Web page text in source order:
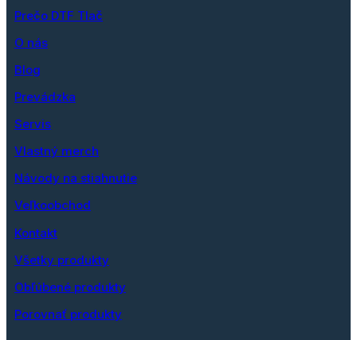
Prečo DTF Tlač
O nás
Blog
Prevádzka
Servis
Vlastný merch
Návody na stiahnutie
Veľkoobchod
Kontakt
Všetky produkty
Obľúbené produkty
Porovnať produkty